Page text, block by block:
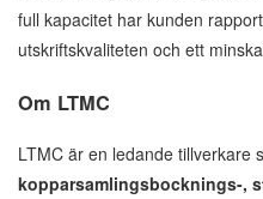
full kapacitet har kunden
utskriftskvaliteten och ett
Om LTMC
LTMC är en ledande tillverkare
kopparsamlingsbocknings-,